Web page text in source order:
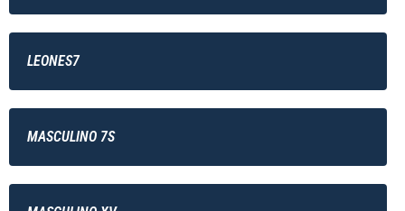
LEONES7
MASCULINO 7S